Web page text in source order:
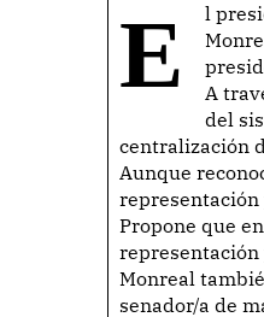
El presidente de la Junta de Coordinación Política de la Cámara de Diputados, Ricardo
A
del
centralización
Aunque
Propone que
Monreal
senador/a de